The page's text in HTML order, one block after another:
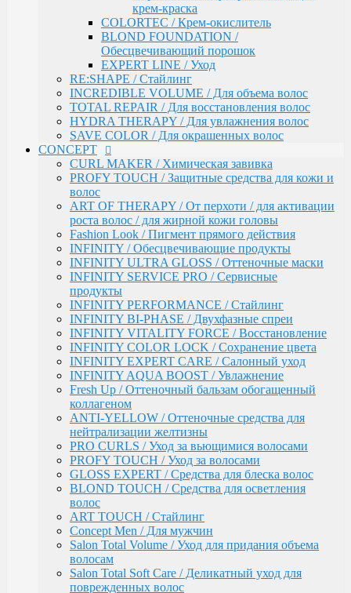
PROFY TOUCH / Защитные средства для кожи и
волос
ART OF THERAPY / От перхоти / для активации
роста волос / для жирной кожи головы
Fashion Look / Пигмент прямого действия
INFINITY / Обесцвечивающие продукты
INFINITY ULTRA GLOSS / Оттеночные маски
INFINITY SERVICE PRO / Сервисные продукты
INFINITY PERFORMANCE / Стайлинг
INFINITY BI-PHASE / Двухфазные спреи
INFINITY VITALITY FORCE / Восстановление
INFINITY COLOR LOCK / Сохранение цвета
INFINITY EXPERT CARE / Салонный уход
INFINITY AQUA BOOST / Увлажнение
Fresh Up / Оттеночный бальзам обогащенный
коллагеном
ANTI-YELLOW / Оттеночные средства для
нейтрализации желтизны
PRO CURLS / Уход за вьющимися волосами
PROFY TOUCH / Уход за волосами
GLOSS EXPERT / Средства для блеска волос
BLOND TOUCH / Средства для осветления волос
ART TOUCH / Стайлинг
Concept Men / Для мужчин
Salon Total Volume / Уход для придания объема
волосам
Salon Total Soft Care / Деликатный уход для
поврежденных волос
Salon Total Repair / Питание и восстановление
волос
Salon Total Hydro / Увлажняющие средства для
волос
Salon Total Colorsaver / Уход за окрашенными
волосами
Salon Total Basic / Уход для всех типов волос
PEPTIDE FORCE / Пептидное восстановление
NEXT LEVEL BLOND / Комплекс для создания и
поддержания блонда
DETOX POWER / Уход
BONDING SYSTEM / Уход с бондинг-комплексом
BIOTIN SECRETS / Укрепляющий уход
TEFIA
крем-краска
COLORTEC / Крем-окислитель
BLOND FOUNDATION /
Обесцвечивающий порошок
EXPERT LINE / Уход
RE:SHAPE / Стайлинг
INCREDIBLE VOLUME / Для объема волос
TOTAL REPAIR / Для восстановления волос
HYDRA THERAPY / Для увлажнения волос
SAVE COLOR / Для окрашенных волос
CONCEPT
CURL MAKER / Химическая завивка
PROFY TOUCH / Защитные средства для кожи и
волос
ART OF THERAPY / От перхоти / для активации
роста волос / для жирной кожи головы
Fashion Look / Пигмент прямого действия
INFINITY / Обесцвечивающие продукты
INFINITY ULTRA GLOSS / Оттеночные маски
INFINITY SERVICE PRO / Сервисные
продукты
INFINITY PERFORMANCE / Стайлинг
INFINITY BI-PHASE / Двухфазные спреи
INFINITY VITALITY FORCE / Восстановление
INFINITY COLOR LOCK / Сохранение цвета
INFINITY EXPERT CARE / Салонный уход
INFINITY AQUA BOOST / Увлажнение
Fresh Up / Оттеночный бальзам обогащенный
коллагеном
ANTI-YELLOW / Оттеночные средства для
нейтрализации желтизны
PRO CURLS / Уход за вьющимися волосами
PROFY TOUCH / Уход за волосами
GLOSS EXPERT / Средства для блеска волос
BLOND TOUCH / Средства для осветления
волос
ART TOUCH / Стайлинг
Concept Men / Для мужчин
Salon Total Volume / Уход для придания объема
волосам
Salon Total Soft Care / Деликатный уход для
поврежденных волос